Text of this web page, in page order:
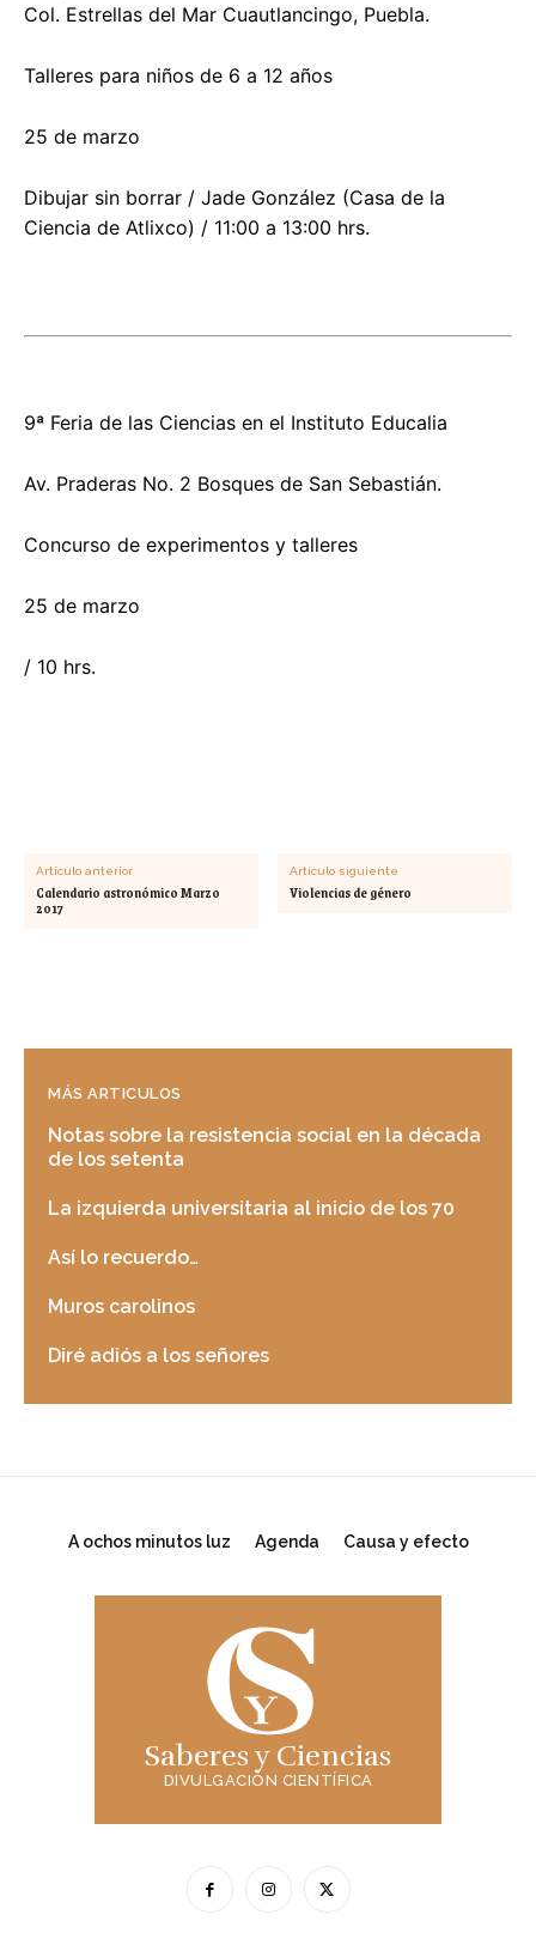
Col. Estrellas del Mar Cuautlancingo, Puebla.
Talleres para niños de 6 a 12 años
25 de marzo
Dibujar sin borrar / Jade González (Casa de la
Ciencia de Atlixco) / 11:00 a 13:00 hrs.
9ª Feria de las Ciencias en el Instituto Educalia
Av. Praderas No. 2 Bosques de San Sebastián.
Concurso de experimentos y talleres
25 de marzo
/ 10 hrs.
Artículo anterior
Calendario astronómico Marzo
2017
Artículo siguiente
Violencias de género
MÁS ARTICULOS
Notas sobre la resistencia social en la década
de los setenta
La izquierda universitaria al inicio de los 70
Así lo recuerdo…
Muros carolinos
Diré adiós a los señores
A ochos minutos luz Agenda Causa y efecto
Saberes y Ciencias
DIVULGACIÓN CIENTÍFICA